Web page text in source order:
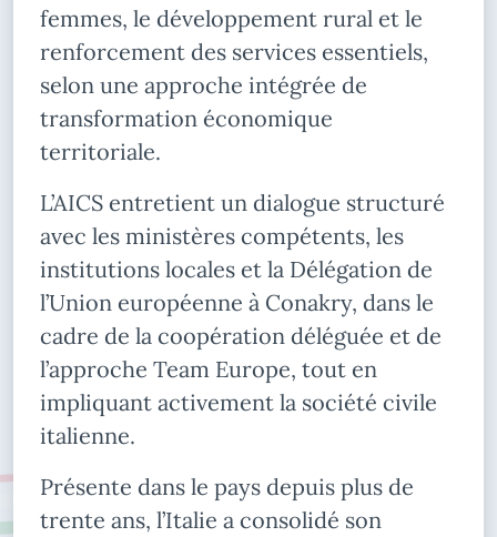
femmes, le développement rural et le
renforcement des services essentiels,
selon une approche intégrée de
transformation économique
territoriale.
L’AICS entretient un dialogue structuré
avec les ministères compétents, les
institutions locales et la Délégation de
l’Union européenne à Conakry, dans le
cadre de la coopération déléguée et de
l’approche Team Europe, tout en
impliquant activement la société civile
italienne.
Présente dans le pays depuis plus de
trente ans, l’Italie a consolidé son